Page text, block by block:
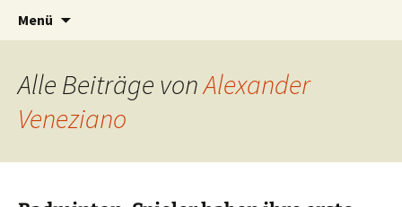
DFS Betriebssportverein e.V.
Menü
Alle Beiträge vonAlexander
Veneziano